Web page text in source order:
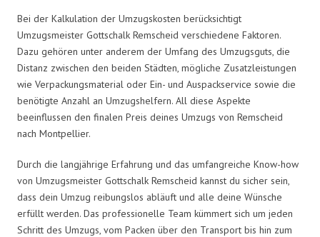
Bei der Kalkulation der Umzugskosten berücksichtigt
Umzugsmeister Gottschalk Remscheid verschiedene Faktoren.
Dazu gehören unter anderem der Umfang des Umzugsguts, die
Distanz zwischen den beiden Städten, mögliche Zusatzleistungen
wie Verpackungsmaterial oder Ein- und Auspackservice sowie die
benötigte Anzahl an Umzugshelfern. All diese Aspekte
beeinflussen den finalen Preis deines Umzugs von Remscheid
nach Montpellier.
Durch die langjährige Erfahrung und das umfangreiche Know-how
von Umzugsmeister Gottschalk Remscheid kannst du sicher sein,
dass dein Umzug reibungslos abläuft und alle deine Wünsche
erfüllt werden. Das professionelle Team kümmert sich um jeden
Schritt des Umzugs, vom Packen über den Transport bis hin zum